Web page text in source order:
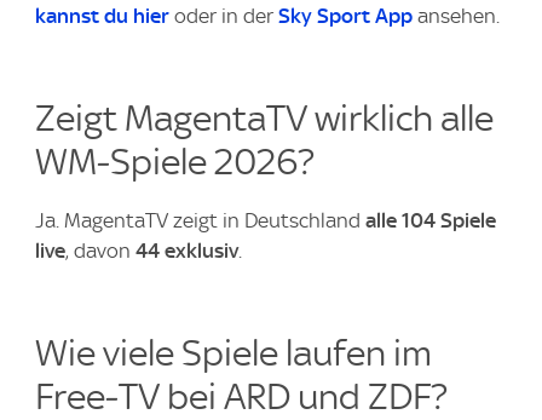
kannst du hier oder in der Sky Sport App ansehen.
Zeigt MagentaTV wirklich alle
WM‑Spiele 2026?
Ja. MagentaTV zeigt in Deutschland alle 104 Spiele
live, davon 44 exklusiv.
Wie viele Spiele laufen im
Free‑TV bei ARD und ZDF?